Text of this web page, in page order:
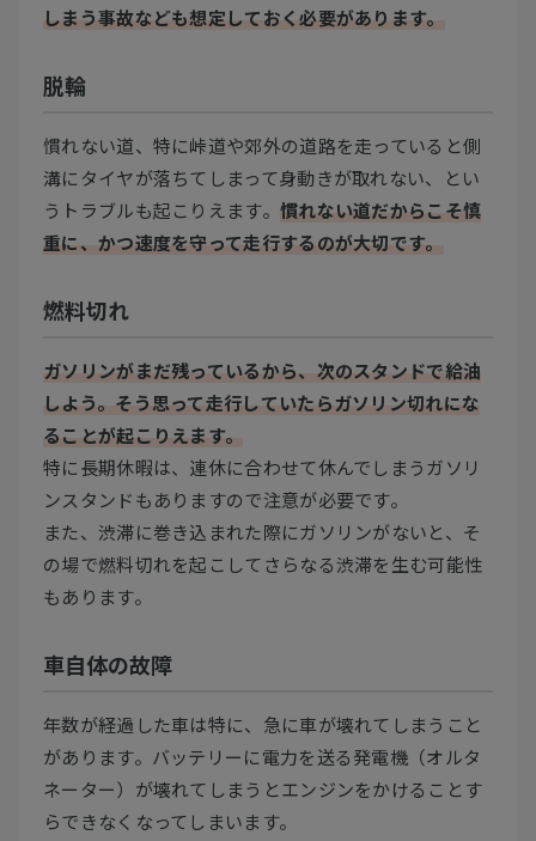
しまう事故なども想定しておく必要があります。
脱輪
慣れない道、特に峠道や郊外の道路を走っていると側
溝にタイヤが落ちてしまって身動きが取れない、とい
うトラブルも起こりえます。 慣れない道だからこそ慎
重に、かつ速度を守って走行するのが大切です。
燃料切れ
ガソリンがまだ残っているから、次のスタンドで給油
しよう。そう思って走行していたらガソリン切れにな
ることが起こりえます。
特に長期休暇は、連休に合わせて休んでしまうガソリ
ンスタンドもありますので注意が必要です。
また、渋滞に巻き込まれた際にガソリンがないと、そ
の場で燃料切れを起こしてさらなる渋滞を生む可能性
もあります。
車自体の故障
年数が経過した車は特に、急に車が壊れてしまうこと
があります。バッテリーに電力を送る発電機（オルタ
ネーター）が壊れてしまうとエンジンをかけることす
らできなくなってしまいます。